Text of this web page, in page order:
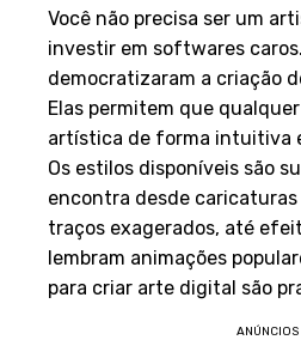
Você não precisa ser um
investir em softwares
democratizaram a criação
Elas permitem que
artística de forma intuitiva
Os estilos disponíveis são
encontra desde caricaturas
traços exagerados, até
lembram animações
para criar arte digital são
ANÚNCIOS